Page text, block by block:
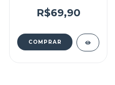
louca
R$69,90